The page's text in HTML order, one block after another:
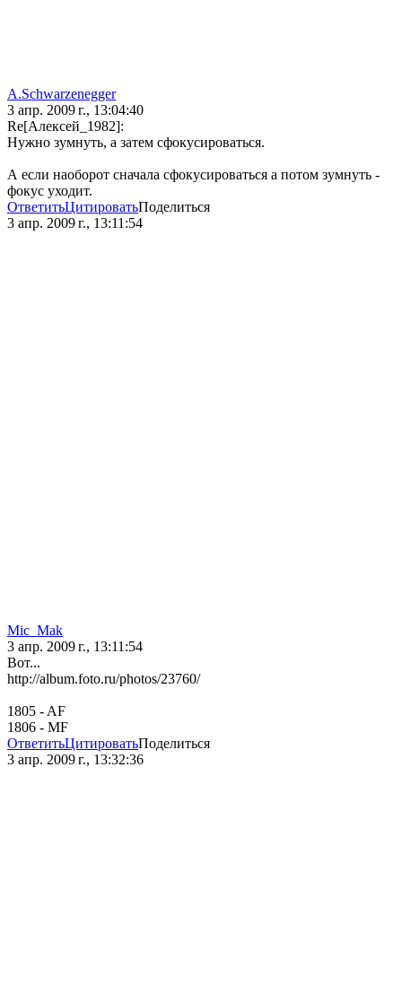
A.Schwarzenegger
3 апр. 2009 г., 13:04:40
Re[Алексей_1982]:
Нужно зумнуть, а затем сфокусироваться.
А если наоборот сначала сфокусироваться а потом зумнуть -
фокус уходит.
ОтветитьЦитироватьПоделиться
3 апр. 2009 г., 13:11:54
Mic_Mak
3 апр. 2009 г., 13:11:54
Вот...
http://album.foto.ru/photos/23760/
1805 - AF
1806 - MF
ОтветитьЦитироватьПоделиться
3 апр. 2009 г., 13:32:36